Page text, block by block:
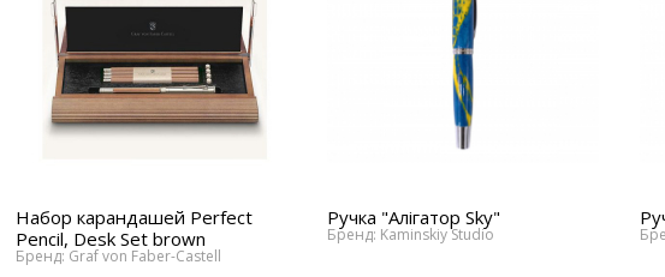
Набор карандашей Perfect
Pencil, Desk Set brown
Бренд: Graf von Faber-Castell
Ручка "Алігатор Sky"
Бренд: Kaminskiy Studio